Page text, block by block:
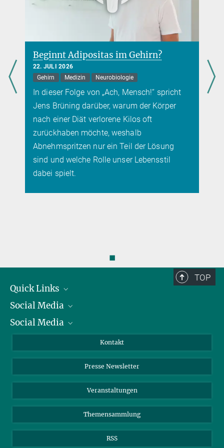
Tierversuchen auf Wirksamkeit und Nebenwirkungen zu testen.
Tierversuchsfreie Medikamente gibt es daher nicht. Außerdem
können Tierversuche für die Erkennung von umweltgefährdenden
Beginnt Adipositas im Gehirn?
22. JULI 2026
Gehirn
Medizin Neurobiologie
In dieser Folge von „Ach, Mensch!“ spricht
Jens Brüning darüber, warum der Körper
nach einer Diät verlorene Kilos oft
zurückhaben möchte, weshalb
Abnehmspritzen nur ein Teil der Lösung
sind und welche Rolle unser Lebensstil
dabei spielt.
◼
TOP
Quick Links
Präsident
Zahlen und Fakten
Meldestelle Fehlverhalten
Social Media
Bluesky
TikTok
Social Media
Instagram
YouTube
Kontakt
Presse Newsletter
Veranstaltungen
Themensammlung
RSS